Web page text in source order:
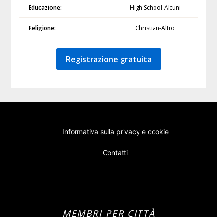
Educazione: High School-Alcuni
Religione: Christian-Altro
Registrazione gratuita
Informativa sulla privacy e cookie
Contatti
MEMBRI PER CITTÀ